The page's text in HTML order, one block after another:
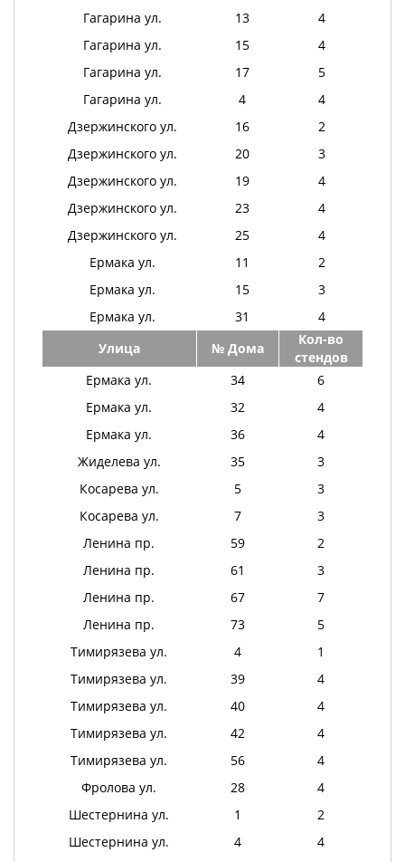
Гагарина ул.
13
4
Гагарина ул.
15
4
Гагарина ул.
17
5
Гагарина ул.
4
4
Дзержинского ул.
16
2
Дзержинского ул.
20
3
Дзержинского ул.
19
4
Дзержинского ул.
23
4
Дзержинского ул.
25
4
Ермака ул.
11
2
Ермака ул.
15
3
Ермака ул.
31
4
Улица
№ Дома
Кол-во
стендов
Ермака ул.
34
6
Ермака ул.
32
4
Ермака ул.
36
4
Жиделева ул.
35
3
Косарева ул.
5
3
Косарева ул.
7
3
Ленина пр.
59
2
Ленина пр.
61
3
Ленина пр.
67
7
Ленина пр.
73
5
Тимирязева ул.
4
1
Тимирязева ул.
39
4
Тимирязева ул.
40
4
Тимирязева ул.
42
4
Тимирязева ул.
56
4
Фролова ул.
28
4
Шестернина ул.
1
2
Шестернина ул.
4 4